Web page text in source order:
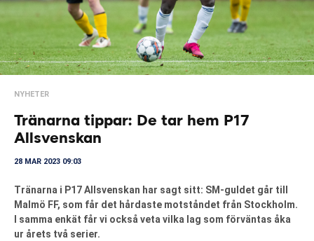
NYHETER
Tränarna tippar: De tar hem P17
Allsvenskan
28 MAR 2023 09:03
Tränarna i P17 Allsvenskan har sagt sitt: SM-guldet går till
Malmö FF, som får det hårdaste motståndet från Stockholm.
I samma enkät får vi också veta vilka lag som förväntas åka
ur årets två serier.